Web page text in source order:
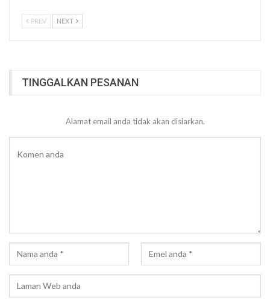
PREV NEXT
TINGGALKAN PESANAN
Alamat email anda tidak akan disiarkan.